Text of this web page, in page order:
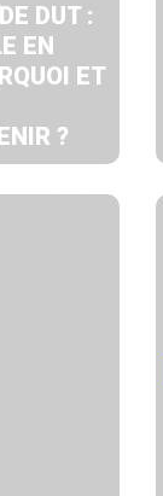
DUT :
EN
ET
?